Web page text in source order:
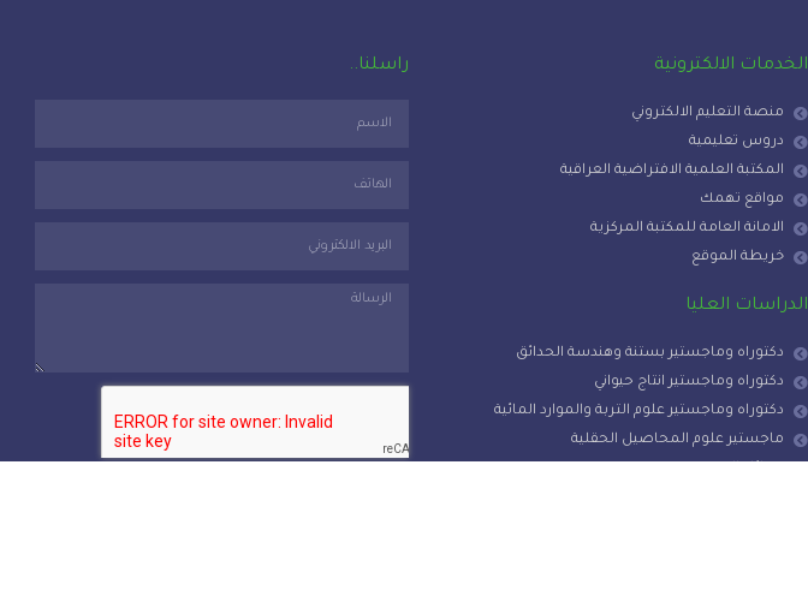
الخدمات الالكترونية
منصة التعليم الالكتروني
دروس تعليمية
المكتبة العلمية الافتراضية العراقية
مواقع تهمك
الامانة العامة للمكتبة المركزية
خريطة الموقع
الدراسات العليا
دكتوراه وماجستير بستنة وهندسة الحدائق
دكتوراه وماجستير انتاج حيواني
دكتوراه وماجستير علوم التربة والموارد المائية
ماجستير علوم المحاصيل الحقلية
راسلنا..